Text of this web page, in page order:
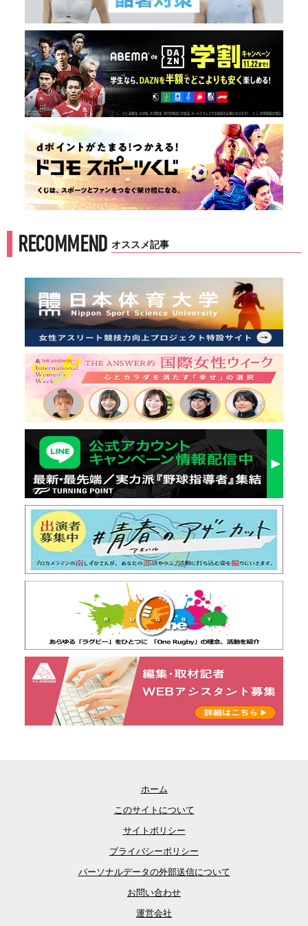
RECOMMEND オススメ記事
ホーム
このサイトについて
サイトポリシー
プライバシーポリシー
パーソナルデータの外部送信について
お問い合わせ
運営会社